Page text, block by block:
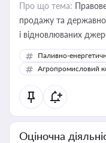
Про що тема:
продажу та
і відновлюваних
Паливно-
Агропромисловий
Оціночна